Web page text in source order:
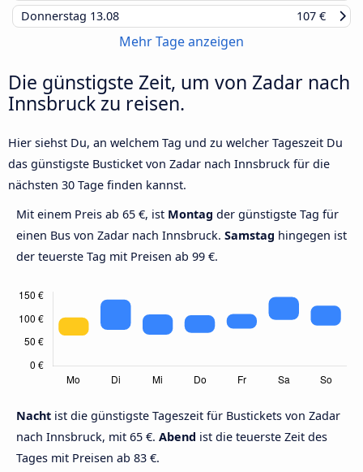
Donnerstag 13.08 107 €
Mehr Tage anzeigen
Die günstigste Zeit, um von Zadar nach
Innsbruck zu reisen.
Hier siehst Du, an welchem Tag und zu welcher Tageszeit Du
das günstigste Busticket von Zadar nach Innsbruck für die
nächsten 30 Tage finden kannst.
Mit einem Preis ab 65 €, ist Montag der günstigste Tag für
einen Bus von Zadar nach Innsbruck. Samstag hingegen ist
der teuerste Tag mit Preisen ab 99 €.
Nacht ist die günstigste Tageszeit für Bustickets von Zadar
nach Innsbruck, mit 65 €. Abend ist die teuerste Zeit des
Tages mit Preisen ab 83 €.